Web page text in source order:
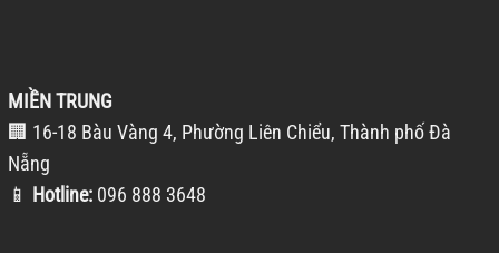
MIỀN TRUNG
🏢 16-18 Bàu Vàng 4, Phường Liên Chiểu, Thành phố Đà
Nẵng
📱 Hotline: 096 888 3648